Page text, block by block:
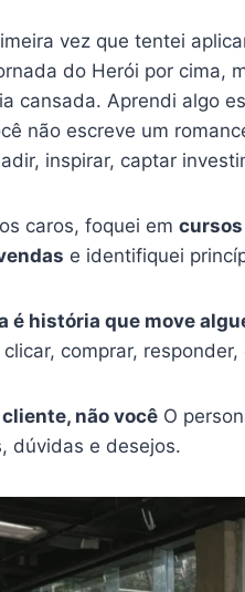
vez que tentei
do Herói por cima,
cansada. Aprendi algo
não escreve um
inspirar, captar
caros, foquei em
e identifiquei
é história que move
comprar,
cliente, não você O
dúvidas e desejos.